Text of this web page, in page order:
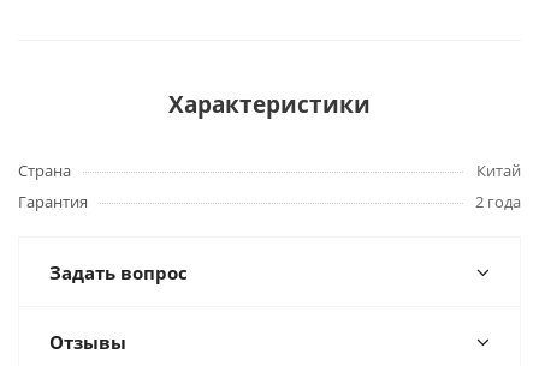
Характеристики
Страна
Китай
Гарантия
2 года
Задать вопрос
Отзывы